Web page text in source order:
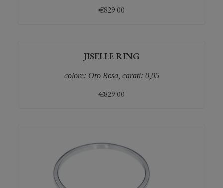
€829.00
JISELLE RING
colore: Oro Rosa, carati: 0,05
€829.00